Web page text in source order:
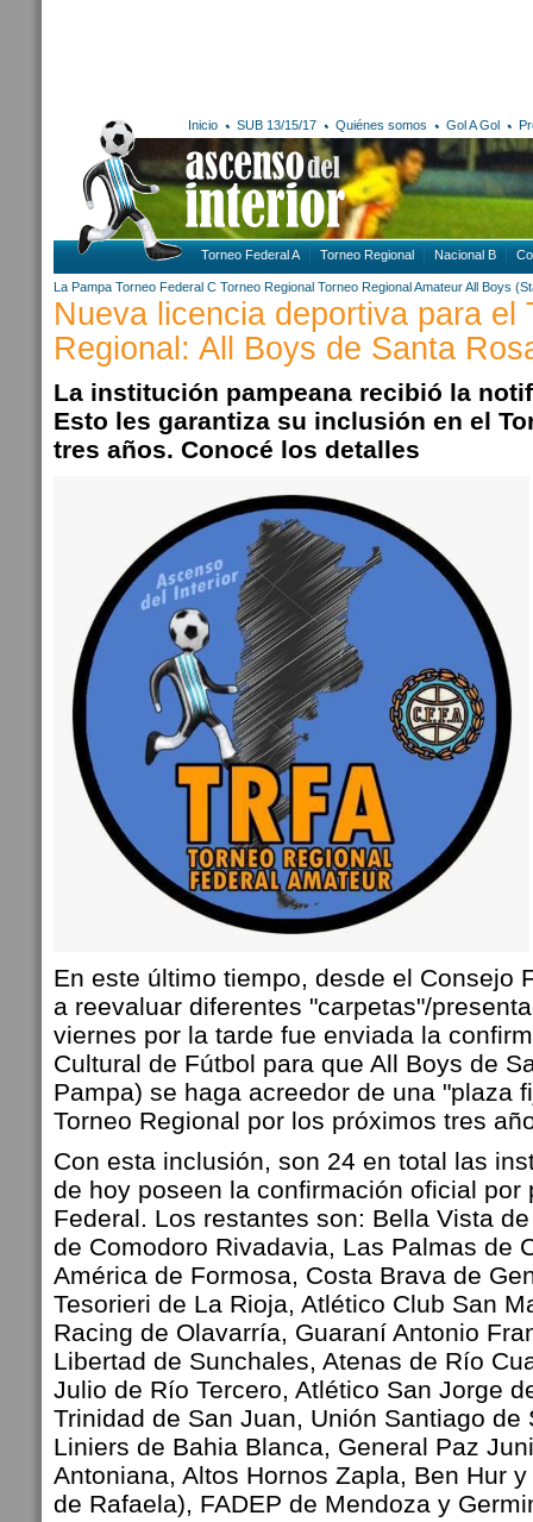
Inicio SUB 13/15/17 Quiénes somos Gol A Gol
Torneo Federal A Torneo Regional Nacional B
La Pampa Torneo Federal C Torneo Regional Torneo Regional AmateurAll Boys
Nueva licencia deportiva para el
Regional: All Boys de Santa
La institución pampeana recibió la
Esto les garantiza su inclusión en el
tres años. Conocé los detalles
En este último tiempo, desde el Consejo
a reevaluar diferentes "carpetas"/
viernes por la tarde fue enviada la
Cultural de Fútbol para que All Boys de
Pampa) se haga acreedor de una "plaza
Torneo Regional por los próximos tres
Con esta inclusión, son 24 en total las
de hoy poseen la confirmación oficial por
Federal. Los restantes son: Bella Vista
de Comodoro Rivadavia, Las Palmas de
América de Formosa, Costa Brava de
Tesorieri de La Rioja, Atlético Club San
Racing de Olavarría, Guaraní Antonio
Libertad de Sunchales, Atenas de Río
Julio de Río Tercero, Atlético San Jorge
Trinidad de San Juan, Unión Santiago de
Liniers de Bahia Blanca, General Paz
Antoniana, Altos Hornos Zapla, Ben Hur
de Rafaela), FADEP de Mendoza y